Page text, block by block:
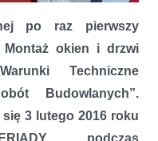
2016po raz pierwszy
Montaż okien i drzwi
Techniczne
Budowlanych”.
3 lutego 2016 roku
podczas